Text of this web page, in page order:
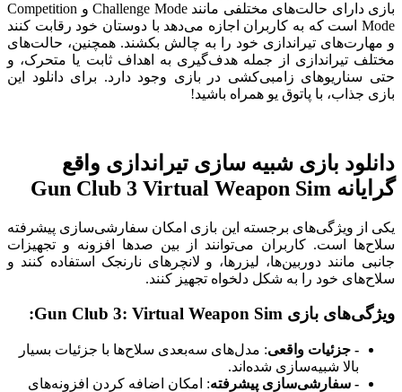
بازی دارای حالت‌های مختلفی مانند Challenge Mode و Competition
Mode است که به کاربران اجازه می‌دهد با دوستان خود رقابت کنند
و مهارت‌های تیراندازی خود را به چالش بکشند. همچنین، حالت‌های
مختلف تیراندازی از جمله هدف‌گیری به اهداف ثابت یا متحرک، و
حتی سناریوهای زامبی‌کشی در بازی وجود دارد. برای دانلود این
بازی جذاب، با پاتوق یو همراه باشید!
دانلود بازی شبیه سازی تیراندازی واقع
گرایانه Gun Club 3 Virtual Weapon Sim
یکی از ویژگی‌های برجسته این بازی امکان سفارشی‌سازی پیشرفته
سلاح‌ها است. کاربران می‌توانند از بین صدها افزونه و تجهیزات
جانبی مانند دوربین‌ها، لیزرها، و لانچرهای نارنجک استفاده کنند و
سلاح‌های خود را به شکل دلخواه تجهیز کنند.
ویژگی‌های بازی Gun Club 3: Virtual Weapon Sim :
- جزئیات واقعی: مدل‌های سه‌بعدی سلاح‌ها با جزئیات بسیار
بالا شبیه‌سازی شده‌اند.
- سفارشی‌سازی پیشرفته: امکان اضافه کردن افزونه‌های